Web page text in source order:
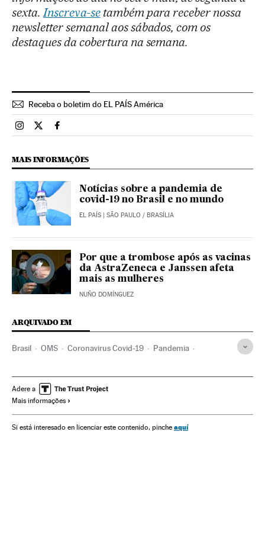
sexta.Inscreva-setambém para receber nossa
newsletter semanal aos sábados, com os
destaques da cobertura na semana.
Receba o boletim do EL PAÍS América
Brasil El País Brasil en Instagram
Brasil El País Brasil en Twitter
Brasil El País Brasil en Facebook
MAIS INFORMAÇÕES
Notícias sobre a pandemia de
covid-19 no Brasil e no mundo
EL PAÍS | SÃO PAULO / BRASÍLIA
Por que a trombose após as vacinas
da AstraZeneca e Janssen afeta
mais as mulheres
NUÑO DOMÍNGUEZ
ARQUIVADO EM
Brasil OMS Coronavirus Covid-19 Pandemia
Ministério Saúde Saúde
Adere a
Mais informações
Si está interesado en licenciar este contenido, pinche aquí